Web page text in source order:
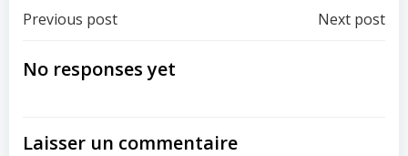
Post
navigation
Previous post Next post
No responses yet
Laisser un commentaire